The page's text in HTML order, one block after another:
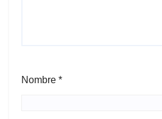
Nombre *